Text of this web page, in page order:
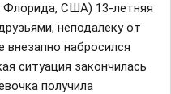
Флорида, США) 13-летняя
неподалеку от
внезапно набросился
ситуация закончилась
получила